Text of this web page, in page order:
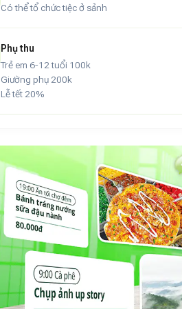
Có thể tổ chức tiệc ở sảnh
Phụ thu
Trẻ em 6-12 tuổi 100k
Giường phụ 200k
Lễ tết 20%